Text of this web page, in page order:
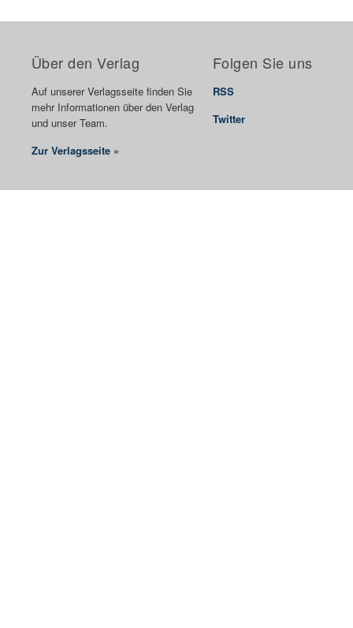
Über den Verlag
Auf unserer Verlagsseite finden Sie
mehr Informationen über den Verlag
und unser Team.
Zur Verlagsseite »
Folgen Sie uns
RSS
Twitter